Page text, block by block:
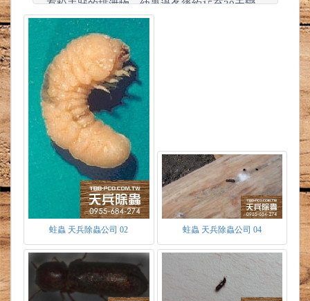
有粉未狀的排泄物。幼蟲過冬後約15至30天變
化為蛹，直到4至6月羽化成蟲，蛀食圓洞飛
出，因成蟲生命周期不長，成蟲羽化發出後，隨
即產卵延續後代便結束一生。
蛀蟲喜愛生活於陰暗、無聲的環境，以木材
中的纖維質為食，將其轉化為澱粉及多糖體。當
木材含水量達到8%~15%時，環境適宜便開始活
耀、蛀食。害怕震動，會暫時逃離震動處甚至裝
蛀蟲 天兵除蟲公司 02 蛀蟲 天兵除蟲公司 04